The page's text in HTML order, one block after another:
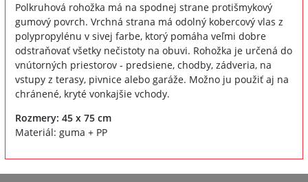
Polkruhová rohožka má na spodnej strane protišmykový
gumový povrch. Vrchná strana má odolný kobercový vlas z
polypropylénu v sivej farbe, ktorý pomáha veľmi dobre
odstraňovať všetky nečistoty na obuvi. Rohožka je určená do
vnútorných priestorov - predsiene, chodby, zádveria, na
vstupy z terasy, pivnice alebo garáže. Možno ju použiť aj na
chránené, kryté vonkajšie vchody.
Rozmery: 45 x 75 cm
Materiál: guma + PP